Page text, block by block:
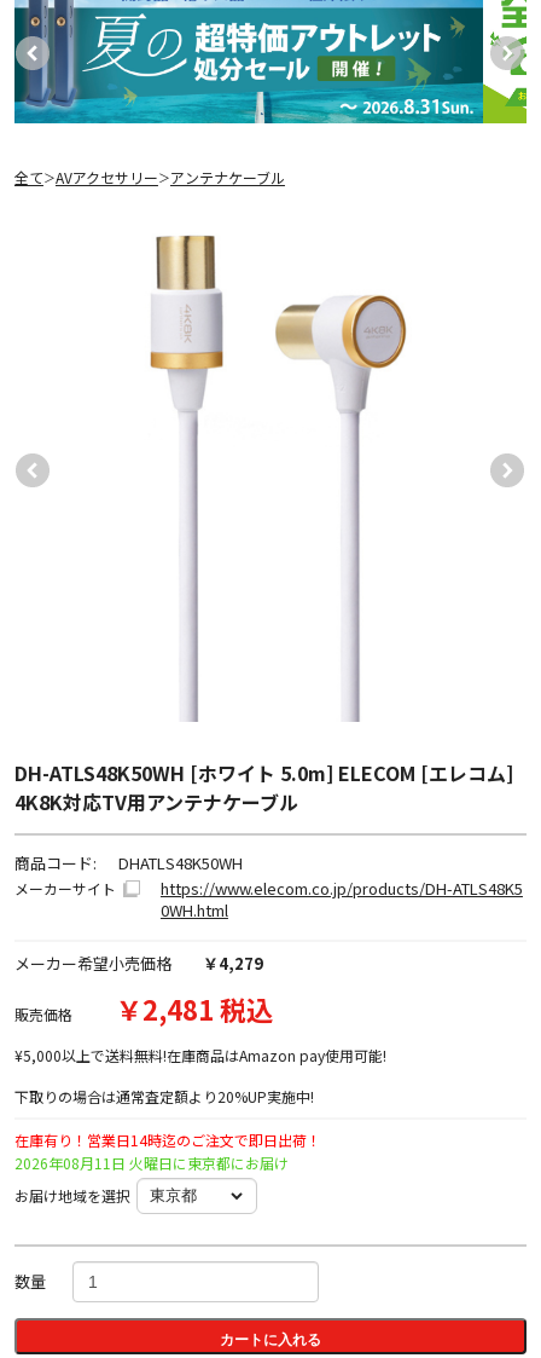
全て＞AVアクセサリー＞アンテナケーブル
DH-ATLS48K50WH [ホワイト 5.0m] ELECOM [エレコム]
4K8K対応TV用アンテナケーブル
商品コード: DHATLS48K50WH
メーカーサイト
https://www.elecom.co.jp/products/DH-ATLS48K5
0WH.html
メーカー希望小売価格 ￥4,279
販売価格 ￥2,481 税込
¥5,000以上で送料無料!在庫商品はAmazon pay使用可能!
下取りの場合は通常査定額より20%UP実施中!
在庫有り！営業日14時迄のご注文で即日出荷！
2026年08月11日 火曜日に東京都にお届け
お届け地域を選択
数量
カートに入れる